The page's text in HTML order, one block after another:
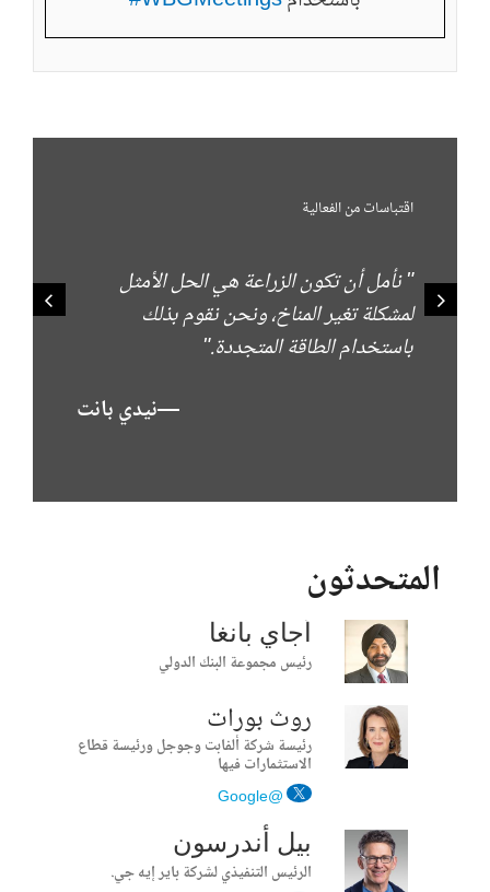
بصورة كبيرة (تعاون بين مجموعة البنك الدولي وجوجل
لتعميم تقنيات وأدوات الذكاء الاصطناعي بين المزارعين).
إمكانات الزراعة.
اقتباسات من الفعالية
" نأمل أن تكون الزراعة هي الحل الأمثل
لمشكلة تغير المناخ، ونحن نقوم بذلك
باستخدام الطاقة المتجددة."
—نيدي بانت
المتحدثون
أجاي بانغا
رئيس مجموعة البنك الدولي
روث بورات
رئيسة شركة ألفابت وجوجل ورئيسة قطاع
الاستثمارات فيها
@Google
بيل أندرسون
الرئيس التنفيذي لشركة باير إيه جي.